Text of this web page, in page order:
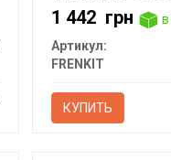
1 442 грн
Артикул:
FRENKIT
КУПИТЬ